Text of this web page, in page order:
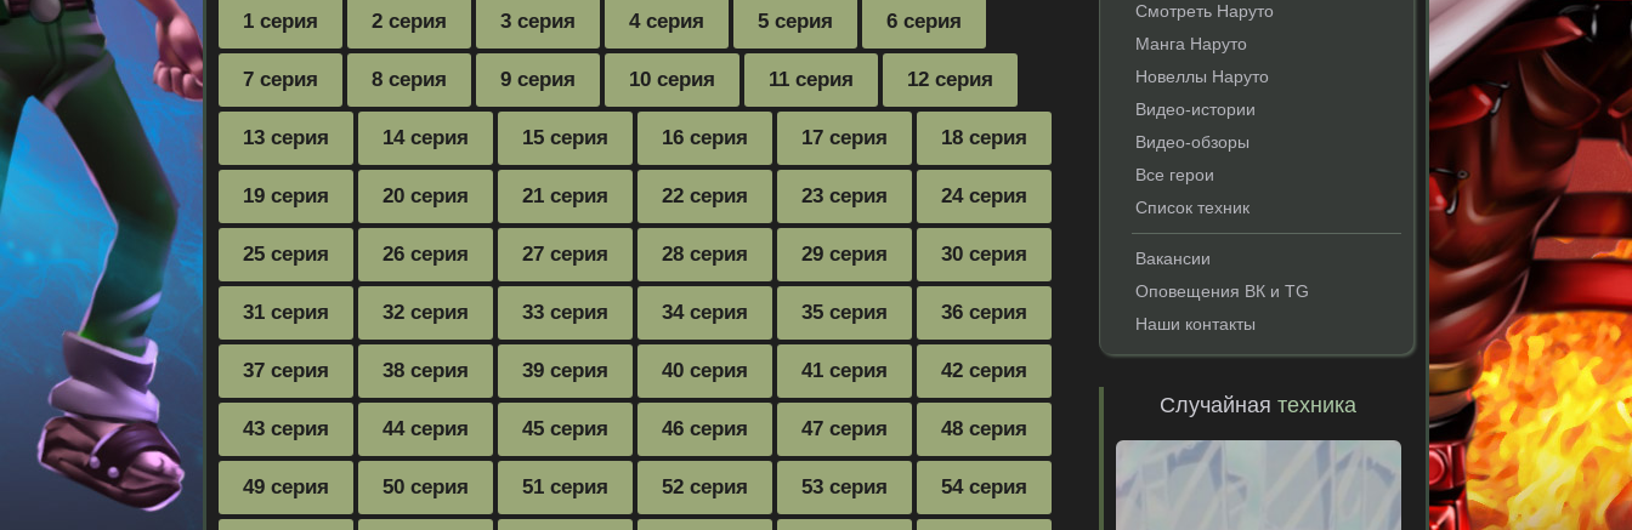
1 серия 2 серия 3 серия 4 серия 5 серия 6 серия
7 серия 8 серия 9 серия 10 серия 11 серия 12 серия
13 серия 14 серия 15 серия 16 серия 17 серия 18 серия
19 серия 20 серия 21 серия 22 серия 23 серия 24 серия
25 серия 26 серия 27 серия 28 серия 29 серия 30 серия
31 серия 32 серия 33 серия 34 серия 35 серия 36 серия
37 серия 38 серия 39 серия 40 серия 41 серия 42 серия
43 серия 44 серия 45 серия 46 серия 47 серия 48 серия
49 серия 50 серия 51 серия 52 серия 53 серия 54 серия
Смотреть Наруто
Манга Наруто
Новеллы Наруто
Видео-истории
Видео-обзоры
Все герои
Список техник
Вакансии
Оповещения ВК и TG
Наши контакты
Случайнаятехника